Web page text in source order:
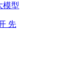
模型
先